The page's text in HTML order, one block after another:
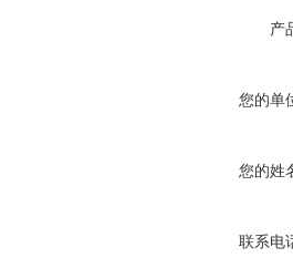
产
您的单
您的姓
联系电